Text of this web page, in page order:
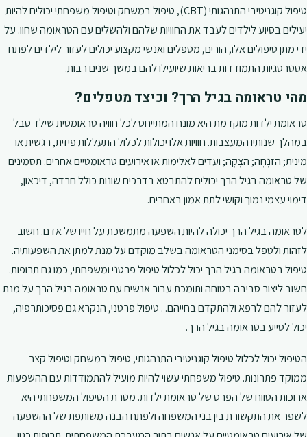
טיפול קוגניטיבי התנהגותי (CBT), טיפול במשחק וטיפול משפחתי יכולים להיות
יעילים בסיוע לילדים לעבד את החוויות שלהם ולהשלים עם הטראומה שחוו. על
ידי מתן טיפולים אלו, הורים, מטפלים ואנשי מקצוע יכולים לעזור לילדים לפתח
אסטרטגיות התמודדות בריאות שיועילו להם במשך שנים רבות.
מהי טראומה בגיל הרך? וכיצד מטפלים?
טראומת ילדות מוקדמת היא מונח המתייחס לכל חוויה טראומטית שילד סבל
במהלך שנותיו המעצבות. חוויות אלו יכולות לכלול התעללות פיזית, רגשית או
מינית; הַזנָחָה; הַצָקָה; ועדים לאלימות או אירועים טראומטיים אחרים. תסמינים
של טראומה בגיל הרך יכולים להתבטא בדרכים שונות כולל חרדה, דיכאון,
דימוי עצמי נמוך וקושי לתת אמון באחרים.
לטראומה בגיל הרך יכולה להיות השפעה מתמשכת על חייו של אדם. חשוב
לזהות ולטפל בסימני הטראומה בשלב מוקדם על מנת למתן את השפעותיה.
טיפול בטראומה בגיל הרך יכול לכלול טיפול פרטני ומשפחתי, כמו גם תרופות.
חשוב ליצור סביבה בטוחה ותומכת עבור אנשים עם טראומה בגיל הרך על מנת
לעזור להם לרפא ולהתקדם בחייהם. . טיפול פרטני, הנקרא גם פסיכותרפיה,
יכול לסייע בטראומה בגיל הרך.
הטיפול יכול לכלול טיפול קוגניטיבי התנהגותי, טיפול במשחק וטיפול קצר
ממוקד פתרונות. טיפול משפחתי עשוי להיות מועיל להתמודדות עם ההשפעות
ארוכות הטווח של הפרט של טראומת ילדות. מטרת הטיפול המשפחתי היא
לשפר את התקשורת בין בני המשפחה ולפתח הבנה משותפת של ההשפעה